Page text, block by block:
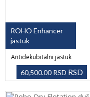
ROHO Enhancer
jastuk
Antidekubitalni jastuk
60,500.00 RSD RSD